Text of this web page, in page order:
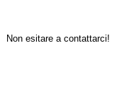
Non esitare a contattarci!